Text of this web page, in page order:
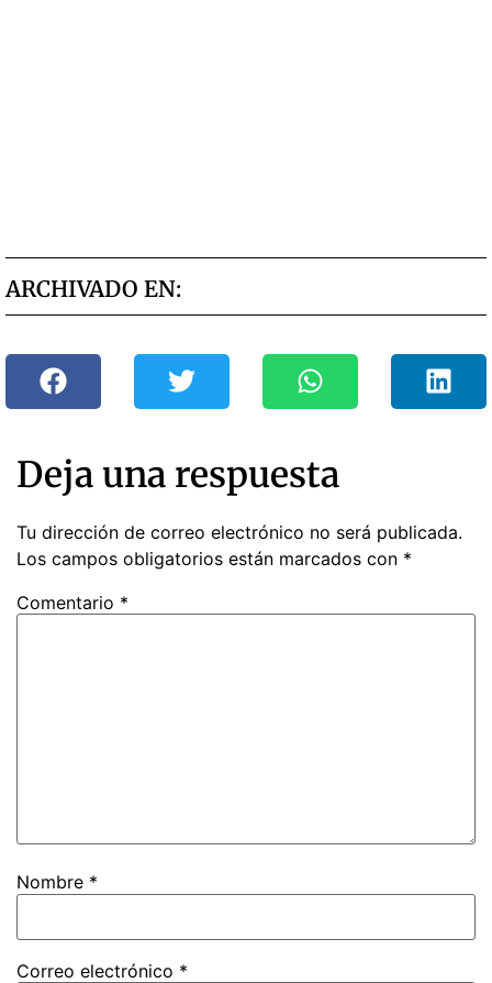
ARCHIVADO EN:
Deja una respuesta
Tu dirección de correo electrónico no será publicada.
Los campos obligatorios están marcados con *
Comentario *
Nombre *
Correo electrónico *